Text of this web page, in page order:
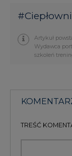
#
Artykuł
Wydawca
szkoleń
TREŚĆ